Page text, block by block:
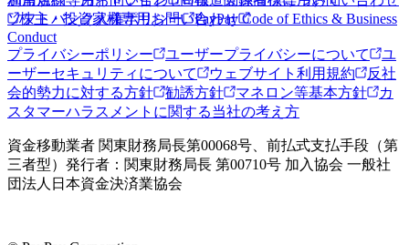
株主・投資家様専用お問い合わせ
ソフトバンク人権ポリシー
PayPay Code of Ethics & Business
Conduct
プライバシーポリシー
ユーザープライバシーについて
ユ
ーザーセキュリティについて
ウェブサイト利用規約
反社
会的勢力に対する方針
勧誘方針 マネロン等基本方針
カ
スタマーハラスメントに関する当社の考え方
資金移動業者 関東財務局長第00068号、前払式支払手段（第
三者型）発行者：関東財務局長 第00710号 加入協会 一般社
団法人日本資金決済業協会